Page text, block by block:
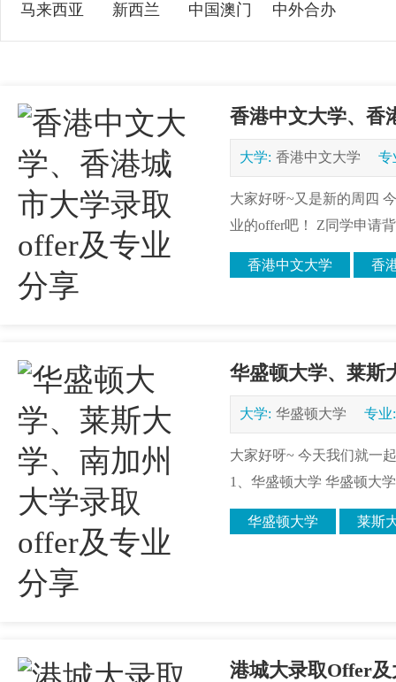
马来西亚 新西兰 中国澳门 中外合办
香港中文大学、香
大学: 香港中文大学 专
大家好呀~又是新的周四
业的offer吧！ Z同学申请
香港中文大学 香
华盛顿大学、莱斯
大学: 华盛顿大学 专业:
大家好呀~ 今天我们就一
1、华盛顿大学 华盛顿大
华盛顿大学 莱斯
港城大录取Offer